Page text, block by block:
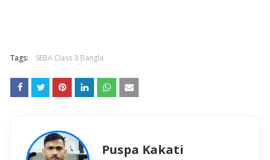
Tags: SEBA Class 3 Bangla
Puspa Kakati